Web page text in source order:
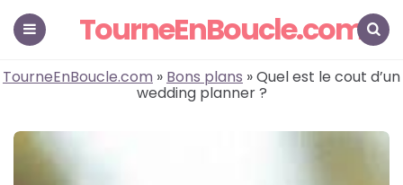
TourneEnBoucle.com
TourneEnBoucle.com » Bons plans » Quel est le cout d’un
wedding planner ?